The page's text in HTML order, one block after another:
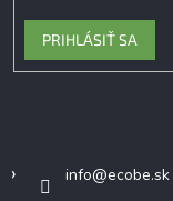
PRIHLÁSIŤ SA
info@ecobe.sk